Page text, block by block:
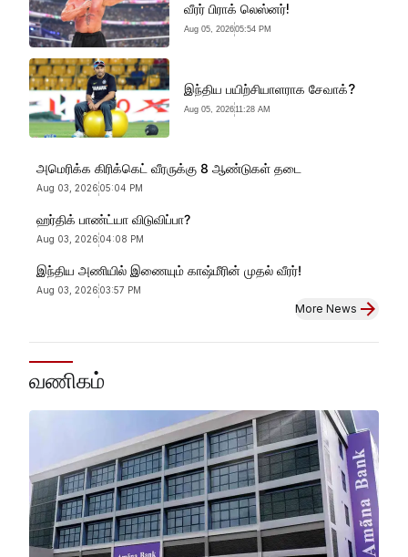
வீரர் பிராக் லெஸ்னர்!
Aug 05, 202605:54 PM
இந்திய பயிற்சியாளராக சேவாக்?
Aug 05, 202611:28 AM
அமெரிக்க கிரிக்கெட் வீரருக்கு 8 ஆண்டுகள் தடை
Aug 03, 2026 05:04 PM
ஹர்திக் பாண்ட்யா விடுவிப்பா?
Aug 03, 2026 04:08 PM
இந்திய அணியில் இணையும் காஷ்மீரின் முதல் வீரர்!
Aug 03, 2026 03:57 PM
More News
வணிகம்